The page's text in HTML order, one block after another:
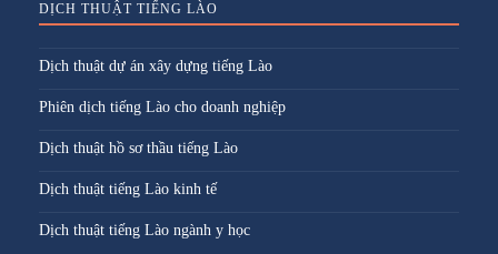
DỊCH THUẬT TIẾNG LÀO
Dịch thuật dự án xây dựng tiếng Lào
Phiên dịch tiếng Lào cho doanh nghiệp
Dịch thuật hồ sơ thầu tiếng Lào
Dịch thuật tiếng Lào kinh tế
Dịch thuật tiếng Lào ngành y học